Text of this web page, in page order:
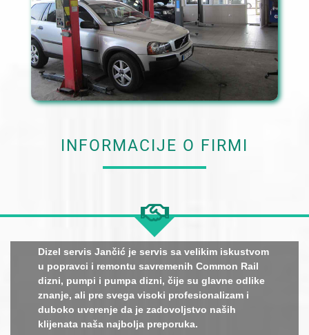
INFORMACIJE O FIRMI
Dizel servis Jančić je servis sa velikim iskustvom
u popravci i remontu savremenih Common Rail
dizni, pumpi i pumpa dizni, čije su glavne odlike
znanje, ali pre svega visoki profesionalizam i
duboko uverenje da je zadovoljstvo naših
klijenata naša najbolja preporuka.